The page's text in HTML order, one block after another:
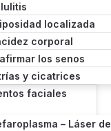
localizada
corporal
los senos
y cicatrices
faciales
– Láser de